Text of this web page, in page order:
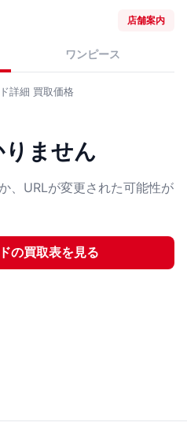
店舗案内
ワンピース
詳細 買取価格
ません
、URLが変更された可能性が
の買取表を見る